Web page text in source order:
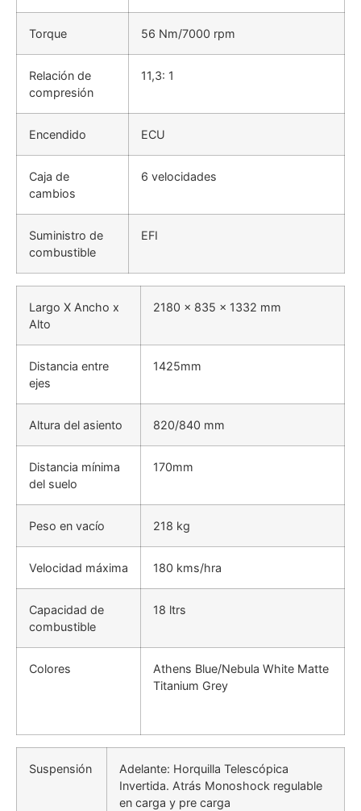
Torque 56 Nm/7000 rpm
Relación de
compresión
11,3: 1
Encendido ECU
Caja de
cambios
6 velocidades
Suministro de
combustible
EFI
Largo X Ancho x
Alto
2180 x 835 x 1332 mm
Distancia entre
ejes
1425mm
Altura del asiento 820/840 mm
Distancia mínima
del suelo
170mm
Peso en vacío 218 kg
Velocidad máxima 180 kms/hra
Capacidad de
combustible
18 ltrs
Colores
Athens Blue/Nebula White Matte
Titanium Grey
Suspensión
Adelante: Horquilla Telescópica
Invertida. Atrás Monoshock regulable
en carga y pre carga